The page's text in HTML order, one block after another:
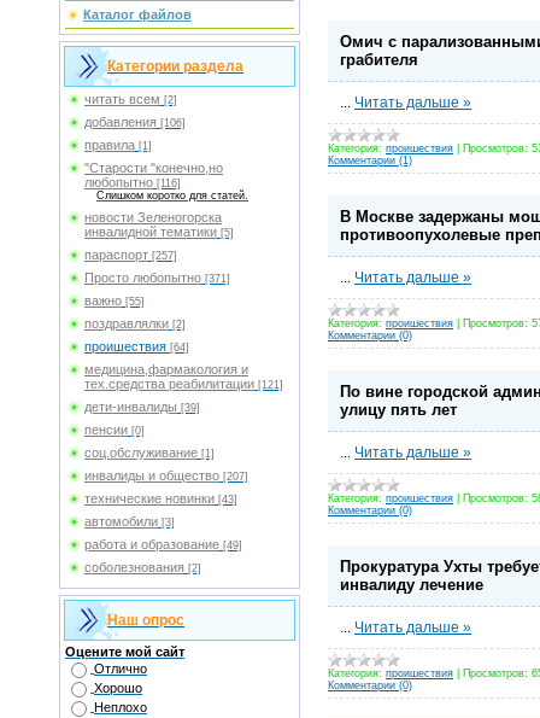
Каталог файлов
Категории раздела
читать всем [2]
добавления [106]
правила [1]
"Старости "конечно,но
любопытно [116]
Слишком коротко для статей.
новости Зеленогорска
инвалидной тематики [5]
параспорт [257]
Просто любопытно [371]
важно [55]
поздравлялки [2]
проишествия [64]
медицина,фармакология и
тех.средства реабилитации [121]
дети-инвалиды [39]
пенсии [0]
соц.обслуживание [1]
инвалиды и общество [207]
технические новинки [43]
автомобили [3]
работа и образование [49]
соболезнования [2]
Наш опрос
Оцените мой сайт
Отлично
Хорошо
Неплохо
Омич с
грабителя
Читать дальше »
Категория: проишествия Просмотров:
Комментарии (1)
В Москве задержаны
противоопухолевые
Читать дальше »
Категория: проишествия Просмотров:
Комментарии (0)
По вине городской
улицу пять лет
Читать дальше »
Категория: проишествия Просмотров:
Комментарии (0)
Прокуратура Ухты
инвалиду лечение
Читать дальше »
Категория: проишествия Просмотров:
Комментарии (0)